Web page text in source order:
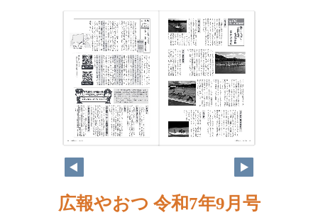
広報やおつ 令和7年9月号